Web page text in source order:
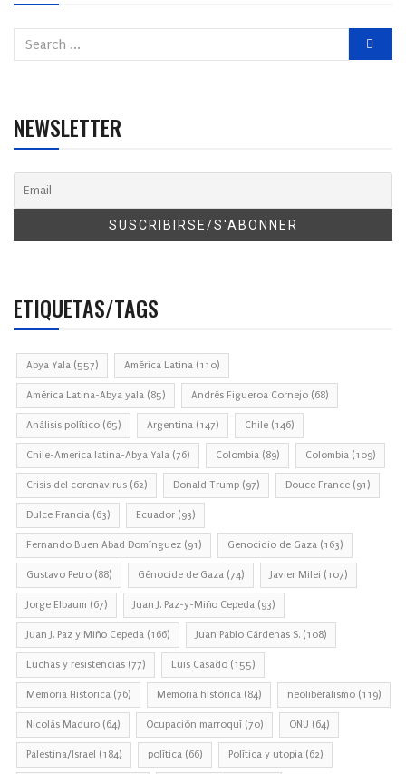
NEWSLETTER
ETIQUETAS/TAGS
Abya Yala (557) América Latina (110)
América Latina-Abya yala (85) Andrés Figueroa Cornejo (68)
Análisis político (65) Argentina (147) Chile (146)
Chile-America latina-Abya Yala (76) Colombia (89) Colombia (109)
Crisis del coronavirus (62) Donald Trump (97) Douce France (91)
Dulce Francia (63) Ecuador (93)
Fernando Buen Abad Domínguez (91) Genocidio de Gaza (163)
Gustavo Petro (88) Génocide de Gaza (74) Javier Milei (107)
Jorge Elbaum (67) Juan J. Paz-y-Miño Cepeda (93)
Juan J. Paz y Miño Cepeda (166) Juan Pablo Cárdenas S. (108)
Luchas y resistencias (77) Luis Casado (155)
Memoria Historica (76) Memoria histórica (84) neoliberalismo (119)
Nicolás Maduro (64) Ocupación marroquí (70) ONU (64)
Palestina/Israel (184) política (66) Política y utopia (62)